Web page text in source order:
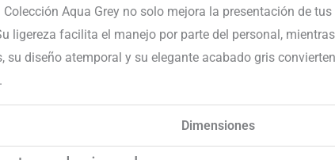
Colección Aqua Grey no solo mejora la presentación de
ligereza facilita el manejo por parte del personal,
su diseño atemporal y su elegante acabado gris
Dimensiones